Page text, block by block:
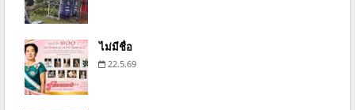
ไม่มีชื่อ
22.5.69